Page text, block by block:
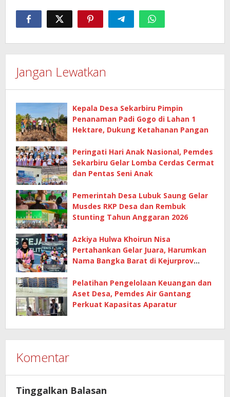
Jangan Lewatkan
Kepala Desa Sekarbiru Pimpin
Penanaman Padi Gogo di Lahan 1
Hektare, Dukung Ketahanan Pangan
Peringati Hari Anak Nasional, Pemdes
Sekarbiru Gelar Lomba Cerdas Cermat
dan Pentas Seni Anak
Pemerintah Desa Lubuk Saung Gelar
Musdes RKP Desa dan Rembuk
Stunting Tahun Anggaran 2026
Azkiya Hulwa Khoirun Nisa
Pertahankan Gelar Juara, Harumkan
Nama Bangka Barat di Kejurprov
Pelatihan Pengelolaan Keuangan dan
Aset Desa, Pemdes Air Gantang
Perkuat Kapasitas Aparatur
Komentar
Tinggalkan Balasan